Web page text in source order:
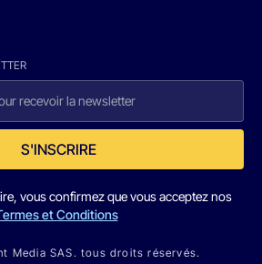
S'INSCRIRE
vous confirmez que vous acceptez nos
et Conditions
Media SAS. tous droits réservés.